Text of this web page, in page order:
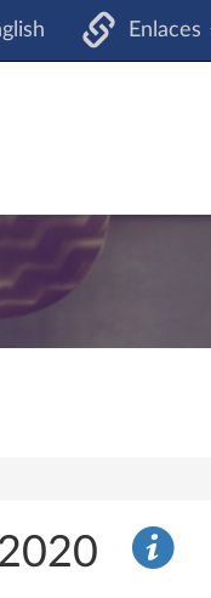
Enlaces
2020